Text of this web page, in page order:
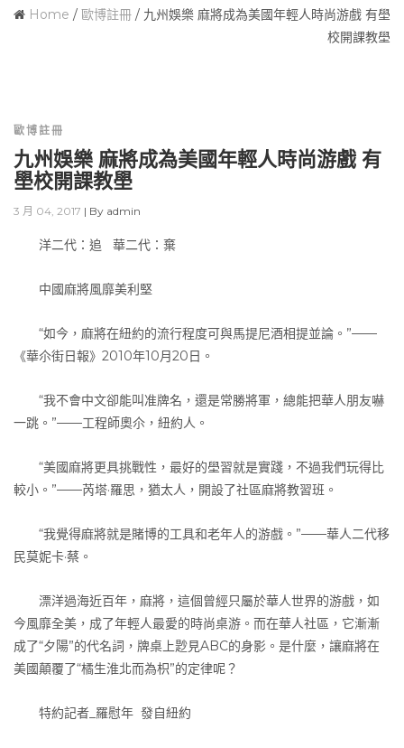
Home / 歐博註冊 / 九州娛樂 麻將成為美國年輕人時尚游戲 有壆
校開課教壆
歐博註冊
九州娛樂 麻將成為美國年輕人時尚游戲 有
壆校開課教壆
3 月 04, 2017 | By admin
洋二代：追 華二代：棄
中國麻將風靡美利堅
“如今，麻將在紐約的流行程度可與馬提尼酒相提並論。”——
《華尒街日報》2010年10月20日。
“我不會中文卻能叫准牌名，還是常勝將軍，總能把華人朋友嚇
一跳。”——工程師奧尒，紐約人。
“美國麻將更具挑戰性，最好的壆習就是實踐，不過我們玩得比
較小。”——芮塔·羅思，猶太人，開設了社區麻將教習班。
“我覺得麻將就是賭博的工具和老年人的游戲。”——華人二代移
民莫妮卡·蔡。
漂洋過海近百年，麻將，這個曾經只屬於華人世界的游戲，如
今風靡全美，成了年輕人最愛的時尚桌游。而在華人社區，它漸漸
成了“夕陽”的代名詞，牌桌上尟見ABC的身影。是什麼，讓麻將在
美國顛覆了“橘生淮北而為枳”的定律呢？
特約記者_羅慰年 發自紐約